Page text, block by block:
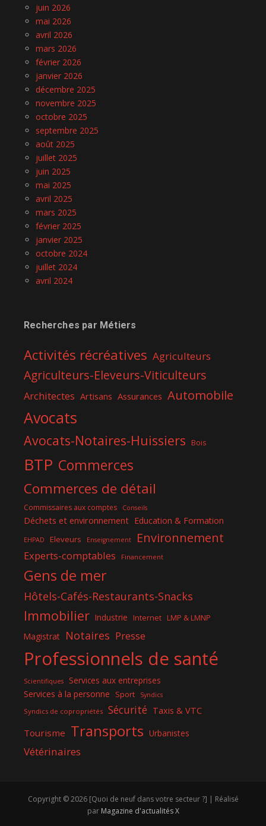
juin 2026
mai 2026
avril 2026
mars 2026
février 2026
janvier 2026
décembre 2025
novembre 2025
octobre 2025
septembre 2025
août 2025
juillet 2025
juin 2025
mai 2025
avril 2025
mars 2025
février 2025
janvier 2025
octobre 2024
juillet 2024
avril 2024
Recherches par Métiers
Activités récréatives Agriculteurs
Agriculteurs-Eleveurs-Viticulteurs
Architectes Artisans Assurances Automobile
Avocats
Avocats-Notaires-Huissiers Bois
BTP Commerces
Commerces de détail
Commissaires aux comptes Conseils
Déchets et environnement Education & Formation
EHPAD Eleveurs Enseignement Environnement
Experts-comptables Financement
Gens de mer
Hôtels-Cafés-Restaurants-Snacks
Immobilier Industrie Internet LMP & LMNP
Magistrat Notaires Presse
Professionnels de santé
Scientifiques
Services aux entreprises
Services à la personne
Sport Syndics
Syndics de copropriétés Sécurité Taxis & VTC
Tourisme Transports Urbanistes
Vétérinaires
Copyright © 2026 [Quoi de neuf dans votre secteur ?] | Réalisé
par Magazine d'actualités X